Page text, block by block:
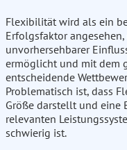
Flexibilität wird als ein
Erfolgsfaktor
unvorhersehbarer
ermöglicht und mit dem
entscheidende
Problematisch ist, dass
Größe darstellt und eine
relevanten
schwierig ist.